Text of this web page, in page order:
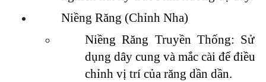
Niềng Răng (Chỉnh Nha)
Niềng Răng Truyền Thống: Sử
dụng dây cung và mắc cài để điều
chỉnh vị trí của răng dần dần.